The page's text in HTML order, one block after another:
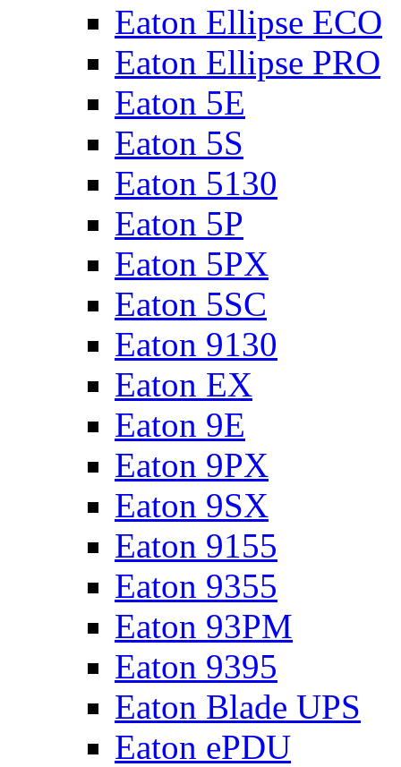
Eaton Ellipse ECO
Eaton Ellipse PRO
Eaton 5E
Eaton 5S
Eaton 5130
Eaton 5P
Eaton 5PX
Eaton 5SC
Eaton 9130
Eaton EX
Eaton 9E
Eaton 9PX
Eaton 9SX
Eaton 9155
Eaton 9355
Eaton 93PM
Eaton 9395
Eaton Blade UPS
Eaton ePDU